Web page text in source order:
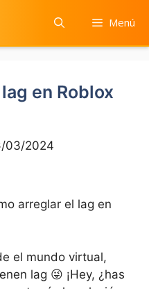
Menú
en Roblox
03/2024
arreglar el lag en
el ‍mundo virtual,
lag 😜 ¡Hey, ‍¿has